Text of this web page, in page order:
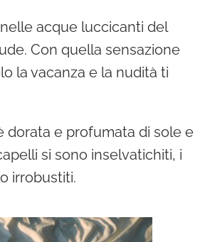
acque luccicanti del
Con quella sensazione
la vacanza e la nudità ti
dorata e profumata di sole e
si sono inselvatichiti, i
irrobustiti.